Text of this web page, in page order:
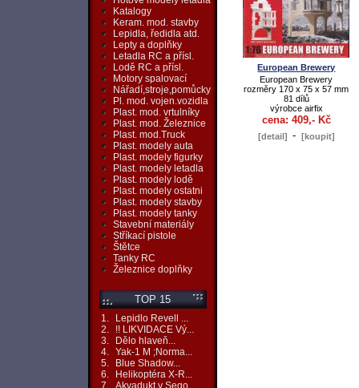
Katalogy
Keram. mod. stavby
Lepidla, ředidla atd.
Lepty a doplňky
Letadla RC a přísl.
Lodě RC a přísl.
Motory spalovací
Nářadí,stroje,pomůcky
Pl. mod. vojen.vozidla
Plast. mod. vrtulníky
Plast. mod. Železnice
Plast. mod.Truck
Plast. modely auta
Plast. modely figurky
Plast. modely letadla
Plast. modely lodě
Plast. modely ostatni
Plast. modely stavby
Plast. modely tanky
Stavební materiály
Stříkací pistole
Štětce
Tanky RC
Železnice doplňky
TOP 15
1.
Lepidlo Revell ...
2.
!! LIKVIDACE Vý...
3.
Dělo hlaveň...
4. Yak-1 M ;Norma...
5.
Blue Shadow...
6.
Helikoptéra X-R...
7. Akvadukt v Sego...
European Brewery
European Brewery
rozměry 170 x 75 x 57 mm
81 dílů
výrobce airfix
cena: 409,- Kč
[detail] - [koupit]